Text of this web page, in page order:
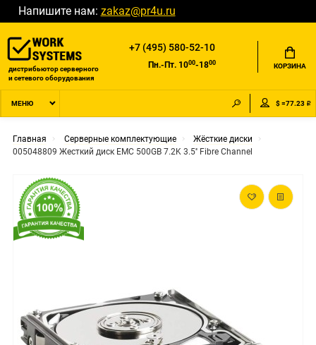
Напишите нам: zakaz@pr4u.ru
дистрибьютор серверного
и сетевого оборудования
+7 (495) 580-52-10
Пн.-Пт. 1000-1800 КОРЗИНА
МЕНЮ $ =77.23 ₽
Главная Серверные комплектующие
Жёсткие диски
005048809 Жесткий диск EMC 500GB 7.2K 3.5'' Fibre Channel